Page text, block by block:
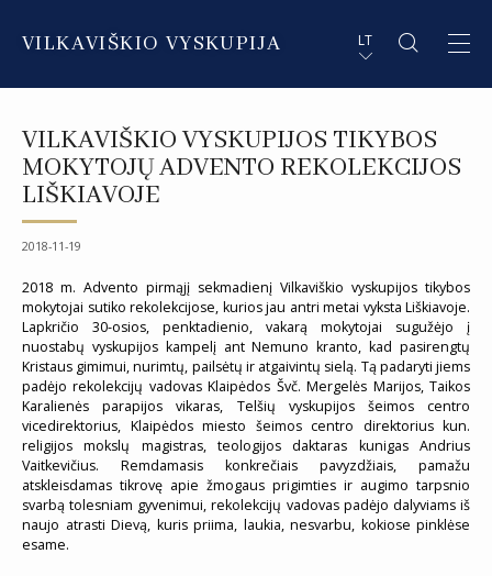
VILKAVIŠKIO VYSKUPIJA LT
DVASININKAI
INSTITUCIJOS IR ORGANIZACIJOS
DEKANATAI IR PARAPIJOS
PAŠVĘSTAS GYVENIMAS
EN SUMMARY
VILKAVIŠKIO VYSKUPIJOS TIKYBOS
MOKYTOJŲ ADVENTO REKOLEKCIJOS
LIŠKIAVOJE
2018-11-19
2018 m. Advento pirmąjį sekmadienį Vilkaviškio vyskupijos tikybos
mokytojai sutiko rekolekcijose, kurios jau antri metai vyksta Liškiavoje.
Lapkričio 30-osios, penktadienio, vakarą mokytojai sugužėjo į
nuostabų vyskupijos kampelį ant Nemuno kranto, kad pasirengtų
Kristaus gimimui, nurimtų, pailsėtų ir atgaivintų sielą. Tą padaryti jiems
padėjo rekolekcijų vadovas Klaipėdos Švč. Mergelės Marijos, Taikos
Karalienės parapijos vikaras, Telšių vyskupijos šeimos centro
vicedirektorius, Klaipėdos miesto šeimos centro direktorius kun.
religijos mokslų magistras, teologijos daktaras kunigas Andrius
Vaitkevičius. Remdamasis konkrečiais pavyzdžiais, pamažu
atskleisdamas tikrovę apie žmogaus prigimties ir augimo tarpsnio
svarbą tolesniam gyvenimui, rekolekcijų vadovas padėjo dalyviams iš
naujo atrasti Dievą, kuris priima, laukia, nesvarbu, kokiose pinklėse
esame.